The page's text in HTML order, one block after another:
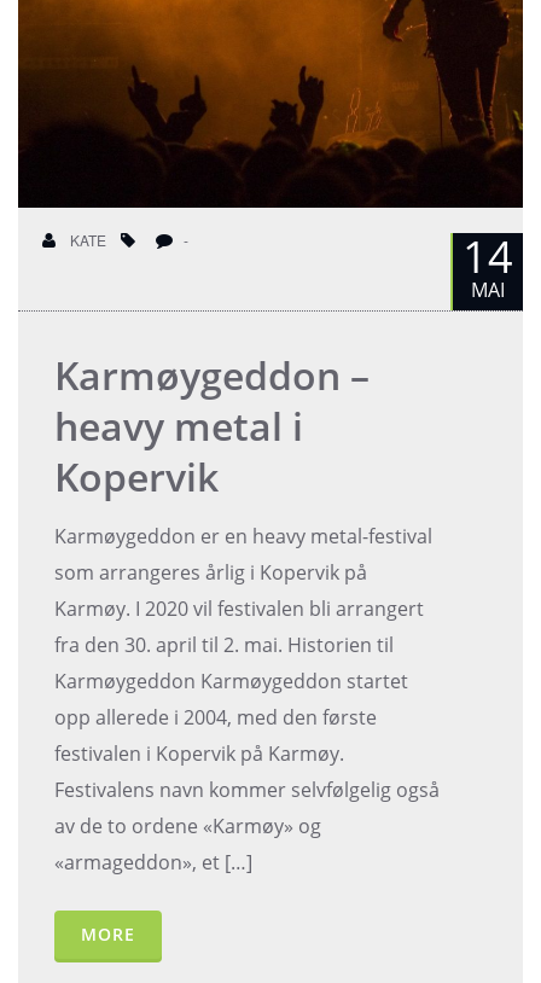
KATE - 14
MAI
Karmøygeddon –
heavy metal i
Kopervik
Karmøygeddon er en heavy metal-festival
som arrangeres årlig i Kopervik på
Karmøy. I 2020 vil festivalen bli arrangert
fra den 30. april til 2. mai. Historien til
Karmøygeddon Karmøygeddon startet
opp allerede i 2004, med den første
festivalen i Kopervik på Karmøy.
Festivalens navn kommer selvfølgelig også
av de to ordene «Karmøy» og
«armageddon», et […]
MORE